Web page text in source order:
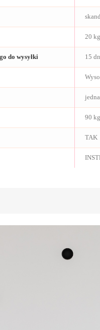
20 kg
do wysyłki 15
90 kg
TAK